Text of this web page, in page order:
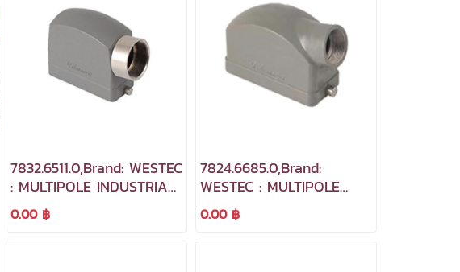
7832.6511.0,Brand: WESTEC
: MULTIPOLE INDUSTRIAL
CONNECTORS
0.00 ฿
7824.6685.0,Brand:
WESTEC : MULTIPOLE
INDUSTRIAL
CONNECTORS
0.00 ฿